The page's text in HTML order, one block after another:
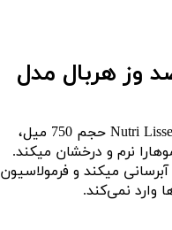
وز هربال مدل
ماسک مو حاوی جوانه گندم هربال مدل Nutri Lisse Anti Frizz حجم 750 میل،
نرم و درخشان میکند.
آبرسانی میکند و فرمولاسیون
وارد نمی‌کند.